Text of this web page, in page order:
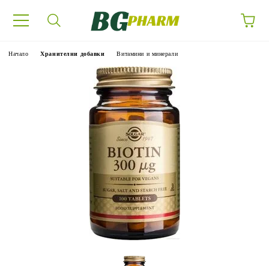
Начало Хранителни добавки Витамини и минерали